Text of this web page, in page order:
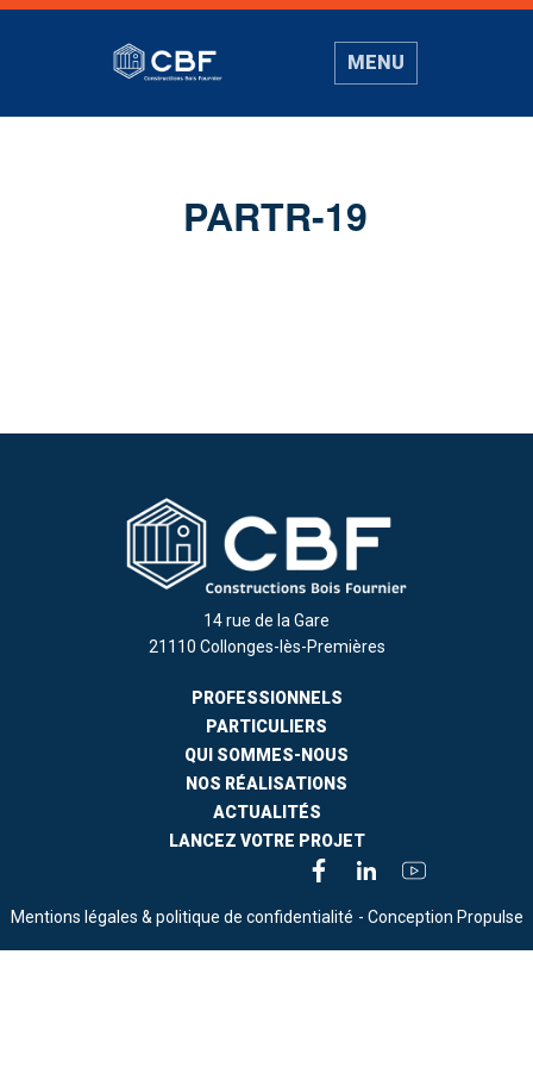
MENU
PARTR-19
14 rue de la Gare
21110 Collonges-lès-Premières
PROFESSIONNELS
PARTICULIERS
QUI SOMMES-NOUS
NOS RÉALISATIONS
ACTUALITÉS
LANCEZ VOTRE PROJET
Mentions légales & politique de confidentialité - Conception Propulse